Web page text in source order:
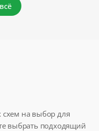
на выбор для
выбрать подходящий